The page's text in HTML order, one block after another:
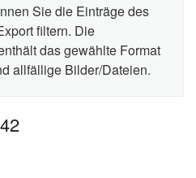
Sie die Einträge des
filtern. Die
das gewählte Format
allfällige Bilder/Dateien.